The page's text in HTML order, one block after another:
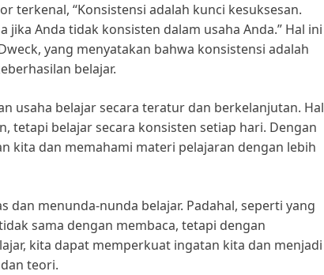
terkenal, “Konsistensi adalah kunci kesuksesan.
Anda tidak konsisten dalam usaha Anda.” Hal ini
yang menyatakan bahwa konsistensi adalah
belajar.
usaha belajar secara teratur dan berkelanjutan. Hal
tetapi belajar secara konsisten setiap hari. Dengan
kita dan memahami materi pelajaran dengan lebih
menunda-nunda belajar. Padahal, seperti yang
sama dengan membaca, tetapi dengan
kita dapat memperkuat ingatan kita dan menjadi
teori.